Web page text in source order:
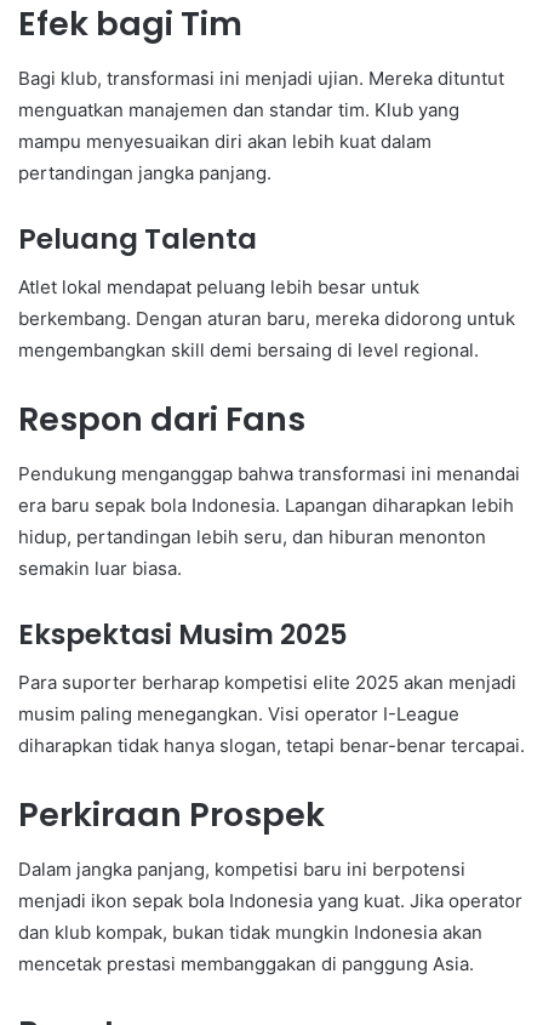
Efek bagi Tim
Bagi klub, transformasi ini menjadi ujian. Mereka dituntut
menguatkan manajemen dan standar tim. Klub yang
mampu menyesuaikan diri akan lebih kuat dalam
pertandingan jangka panjang.
Peluang Talenta
Atlet lokal mendapat peluang lebih besar untuk
berkembang. Dengan aturan baru, mereka didorong untuk
mengembangkan skill demi bersaing di level regional.
Respon dari Fans
Pendukung menganggap bahwa transformasi ini menandai
era baru sepak bola Indonesia. Lapangan diharapkan lebih
hidup, pertandingan lebih seru, dan hiburan menonton
semakin luar biasa.
Ekspektasi Musim 2025
Para suporter berharap kompetisi elite 2025 akan menjadi
musim paling menegangkan. Visi operator I-League
diharapkan tidak hanya slogan, tetapi benar-benar tercapai.
Perkiraan Prospek
Dalam jangka panjang, kompetisi baru ini berpotensi
menjadi ikon sepak bola Indonesia yang kuat. Jika operator
dan klub kompak, bukan tidak mungkin Indonesia akan
mencetak prestasi membanggakan di panggung Asia.